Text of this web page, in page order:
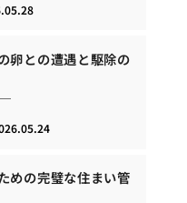
卵との遭遇と駆除の
めの完璧な住まい管